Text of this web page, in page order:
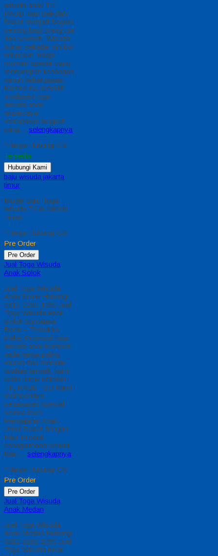
wisuda anak TK,
PAUD, dan Sekolah
Dasar menjadi bagian
penting bagi orang tua
dan sekolah. Wisuda
bukan sekadar simbol
kelulusan, tetapi
momen spesial yang
menyimpan kenangan
penuh kebanggaan.
Karena itu, memilih
produsen toga
wisuda anak
terpercaya
merupakan langkah
yang… selengkapnya
*Harga Hubungi CS
Tersedia
Hubungi Kami
baju wisuda jakarta
timur
Model Baju Toga
wisuda Tk di Jakarta
Timur
*Harga Hubungi CS
Pre Order
Pre Order
Jual Toga Wisuda
Anak Solok
Jual Toga Wisuda
Anak Solok Hubungi
0812-2282-1060 Jual
Toga Wisuda Anak
Solok Sumatera
Barat – Temukan
Paket Promosi toga
wisuda anak komplet
pada harga paling
murah dan memiliki
kualitas terbaik, kami
kasih untuk sekolah
TK, PAUD , SD Kami
memberinya
penawaran Special
semua level
Pengajaran Anak
Umur Dasar dengan
Fitur Produk
sebagaimana berikut :
Kain… selengkapnya
*Harga Hubungi CS
Pre Order
Pre Order
Jual Toga Wisuda
Anak Medan
Jual Toga Wisuda
Anak Medan Hubungi
0812-2282-1060 Jual
Toga Wisuda Anak